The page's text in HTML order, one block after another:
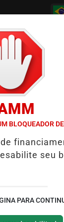
CONTATO
ANOS 7
BLOQUEADOR
seu
PARA